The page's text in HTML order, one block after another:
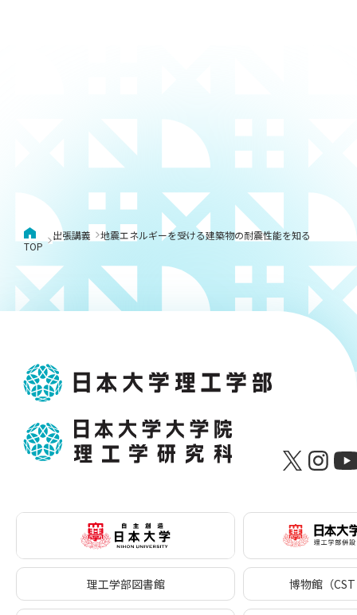
TOP
出張講義 地震エネルギーを受ける建築物の耐震性能を知る
理工学部図書館 博物館（